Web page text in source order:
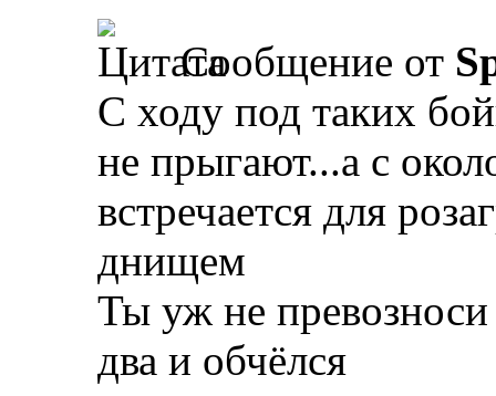
Сообщение от
С ходу под таких
не прыгают...а с
встречается для
днищем
Ты уж не превозноси
два и обчёлся